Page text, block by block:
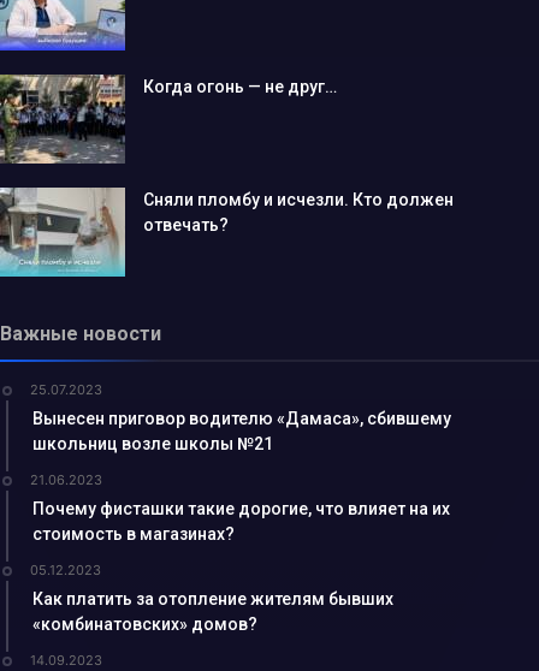
Когда огонь — не друг…
Сняли пломбу и исчезли. Кто должен
отвечать?
Важные новости
25.07.2023
Вынесен приговор водителю «Дамаса», сбившему
школьниц возле школы №21
21.06.2023
Почему фисташки такие дорогие, что влияет на их
стоимость в магазинах?
05.12.2023
Как платить за отопление жителям бывших
«комбинатовских» домов?
14.09.2023